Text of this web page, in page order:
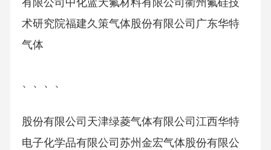
术研究院福建久策气体股份有限公司广东华特
气体
、、、、
股份有限公司天津绿菱气体有限公司江西华特
电子化学品有限公司苏州金宏气体股份有限公